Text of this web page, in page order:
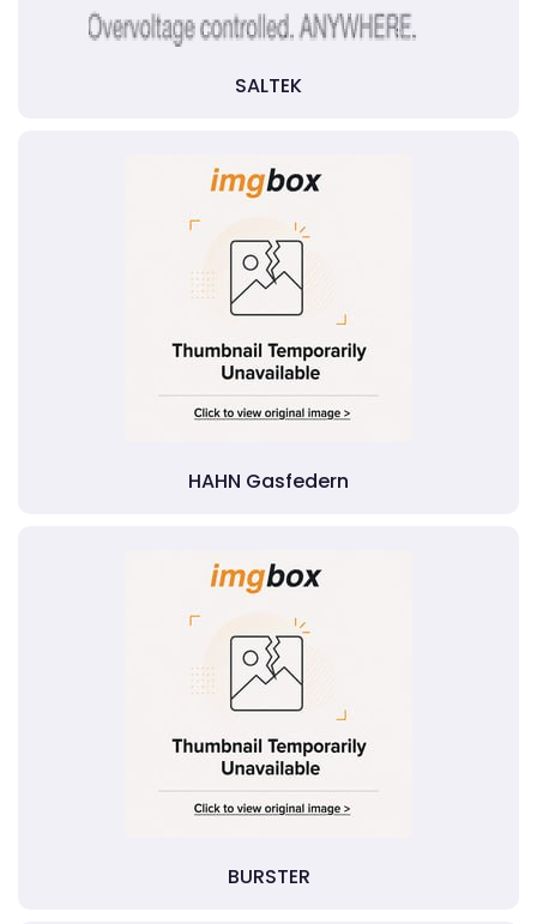
SALTEK
HAHN Gasfedern
BURSTER